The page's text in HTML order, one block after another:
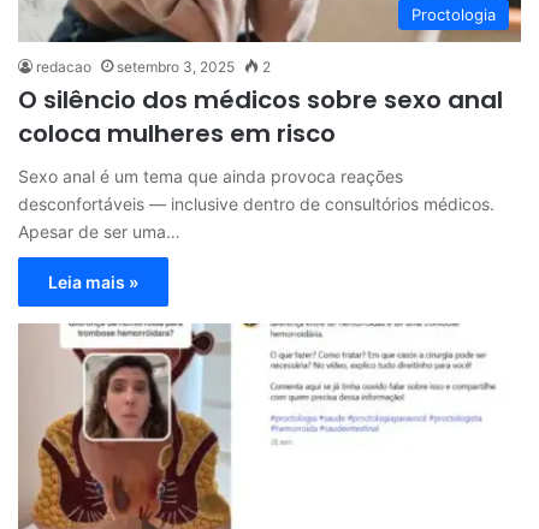
Proctologia
redacao setembro 3, 2025 2
O silêncio dos médicos sobre sexo anal
coloca mulheres em risco
Sexo anal é um tema que ainda provoca reações
desconfortáveis — inclusive dentro de consultórios médicos.
Apesar de ser uma…
Leia mais »